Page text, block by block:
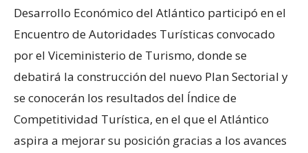
Desarrollo Económico del Atlántico participó en el
Encuentro de Autoridades Turísticas convocado
por el Viceministerio de Turismo, donde se
debatirá la construcción del nuevo Plan Sectorial y
se conocerán los resultados del Índice de
Competitividad Turística, en el que el Atlántico
aspira a mejorar su posición gracias a los avances